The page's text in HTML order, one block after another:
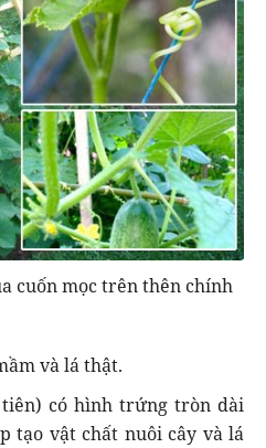
cuốn mọc trên thên chính
và lá thật.
có hình trứng tròn dài
tạo vật chất nuôi cây và lá